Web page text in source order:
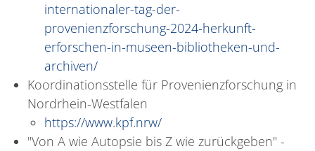
internationaler-tag-der-
provenienzforschung-2024-herkunft-
erforschen-in-museen-bibliotheken-und-
archiven/
Koordinationsstelle für Provenienzforschung in
Nordrhein-Westfalen
https://www.kpf.nrw/
"Von A wie Autopsie bis Z wie zurückgeben" -